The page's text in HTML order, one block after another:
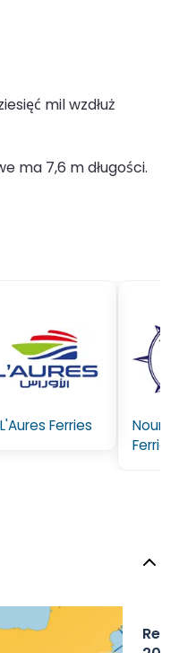
mil wzdłuż
ma 7,6 m długości.
L'Aures Ferries
Nouris
Ferries